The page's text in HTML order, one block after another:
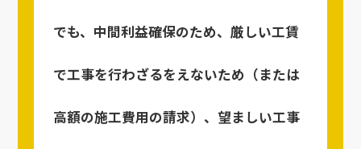
でも、中間利益確保のため、厳しい工賃
で工事を行わざるをえないため（または
高額の施工費用の請求）、望ましい工事